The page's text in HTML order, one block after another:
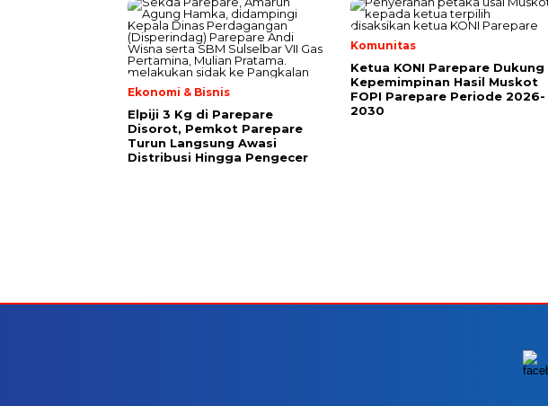
Ekonomi & Bisnis
Elpiji 3 Kg di Parepare
Disorot, Pemkot Parepare
Turun Langsung Awasi
Distribusi Hingga Pengecer
Komunitas
Ketua KONI Parepare Dukung
Kepemimpinan Hasil Muskot
FOPI Parepare Periode 2026-
2030